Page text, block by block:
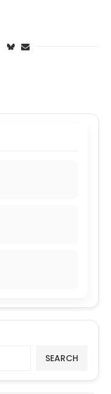
SEARCH